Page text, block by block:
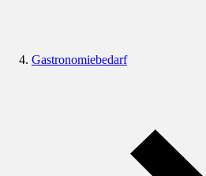
Gastronomiebedarf